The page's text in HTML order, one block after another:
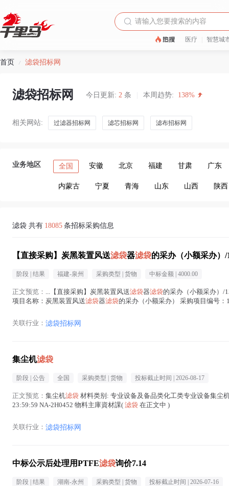
医疗 智慧城
首页 / 滤袋招标网
滤袋招标网 今日更新: 2 条 本周趋势: 138%
相关网站: 过滤器招标网 滤芯招标网 滤布招标网
业务地区 全国 安徽 北京 福建 甘肃 广东
内蒙古 宁夏 青海 山东 山西 陕西
滤袋 共有 18085 条招标采购信息
【直接采购】炭黑装置风送滤袋器滤袋的采办（小额采办）/
阶段 | 结果 福建-泉州 采购类型 | 货物 中标金额 | 4000.00
正文预览： ...【直接采购】炭黑装置风送滤袋器滤袋的采办（小额采办）/
项目名称：炭黑装置风送滤袋器滤袋的采办（小额采办） 采购项目编号
关联行业： 滤袋招标网
集尘机滤袋
阶段 | 公告 全国 采购类型 | 货物 投标截止时间 | 2026-08-17
正文预览： 集尘机滤袋 材料类别: 专业设备及备品类化工类专业设备集尘
23:59:59 NA-2H0452 物料主庫資材課( 滤袋 在正文中 )
关联行业： 滤袋招标网
中标公示后处理用PTFE滤袋询价7.14
阶段 | 结果 湖南-永州 采购类型 | 货物 投标截止时间 | 2026-07-16